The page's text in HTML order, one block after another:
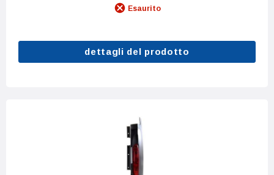
Esaurito
dettagli del prodotto